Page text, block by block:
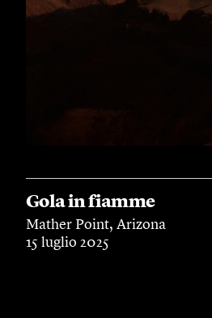
Gola in fiamme
Mather Point, Arizona
15 luglio 2025